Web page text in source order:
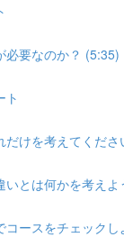
必要なのか？ (5:35)
ト
けを考えてくだ
とは何かを考え
コースをチェックし